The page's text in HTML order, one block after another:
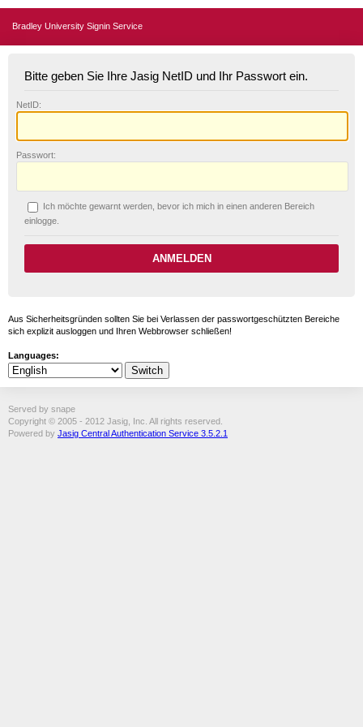
Bradley University Signin Service
Bitte geben Sie Ihre Jasig NetID und Ihr Passwort ein.
NetID:
Passwort:
Ich möchte gewarnt werden, bevor ich mich in einen anderen Bereich
einlogge.
Aus Sicherheitsgründen sollten Sie bei Verlassen der passwortgeschützten Bereiche
sich explizit ausloggen und Ihren Webbrowser schließen!
Languages:
Served by snape
Copyright © 2005 - 2012 Jasig, Inc. All rights reserved.
Powered by Jasig Central Authentication Service 3.5.2.1